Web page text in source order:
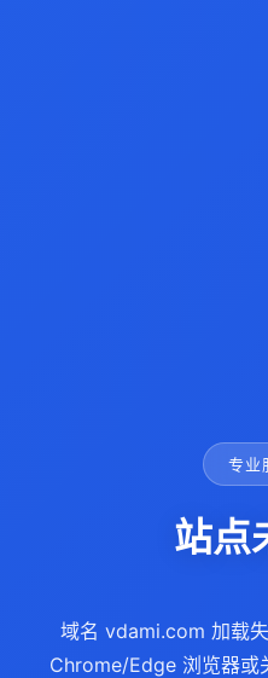
专业
站点
域名 vdami.com 加载
Chrome/Edge 浏览器或